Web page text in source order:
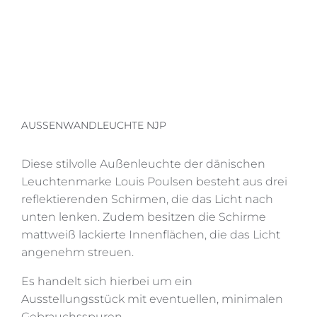
AUSSENWANDLEUCHTE NJP
Diese stilvolle Außenleuchte der dänischen
Leuchtenmarke Louis Poulsen besteht aus drei
reflektierenden Schirmen, die das Licht nach
unten lenken. Zudem besitzen die Schirme
mattweiß lackierte Innenflächen, die das Licht
angenehm streuen.
Es handelt sich hierbei um ein
Ausstellungsstück mit eventuellen, minimalen